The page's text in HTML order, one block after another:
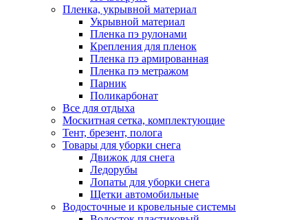
Пленка, укрывной материал
Укрывной материал
Пленка пэ рулонами
Крепления для пленок
Пленка пэ армированная
Пленка пэ метражом
Парник
Поликарбонат
Все для отдыха
Москитная сетка, комплектующие
Тент, брезент, полога
Товары для уборки снега
Движок для снега
Ледорубы
Лопаты для уборки снега
Щетки автомобильные
Водосточные и кровельные системы